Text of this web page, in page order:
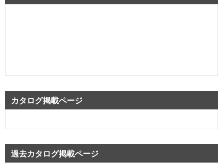
カタログ掲載ページ
過去カタログ掲載ページ